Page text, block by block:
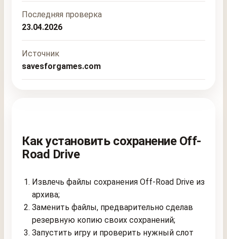
Последняя проверка
23.04.2026
Источник
savesforgames.com
Как установить сохранение Off-
Road Drive
Извлечь файлы сохранения Off-Road Drive из
архива;
Заменить файлы, предварительно сделав
резервную копию своих сохранений;
Запустить игру и проверить нужный слот